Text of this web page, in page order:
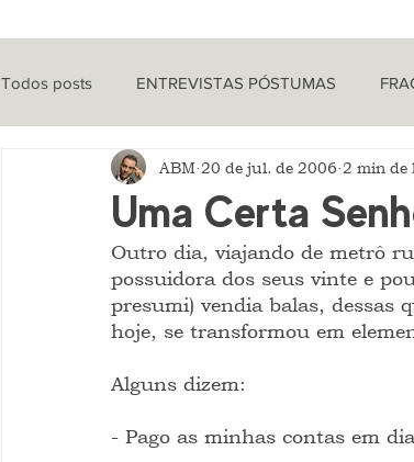
Todos posts ENTREVISTAS PÓSTUMAS
ENTREVISTAS CINEMA
QUE HISTÓRIA É ESSA? POLÍTICA
Uma Certa
ABM 20 de jul. de 2006 2 min de
Outro dia, viajando de metrô
possuidora dos seus vinte e
presumi) vendia balas, dessas
hoje, se transformou em
Alguns dizem:
- Pago as minhas contas em